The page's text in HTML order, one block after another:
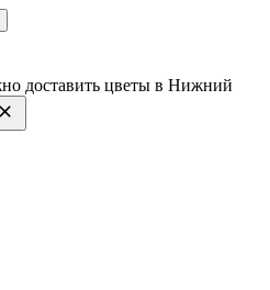
доставить цветы в Нижний